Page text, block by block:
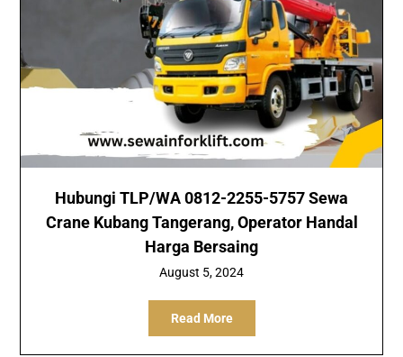
Hubungi TLP/WA 0812-2255-5757 Sewa
Crane Kubang Tangerang, Operator Handal
Harga Bersaing
August 5, 2024
Read More